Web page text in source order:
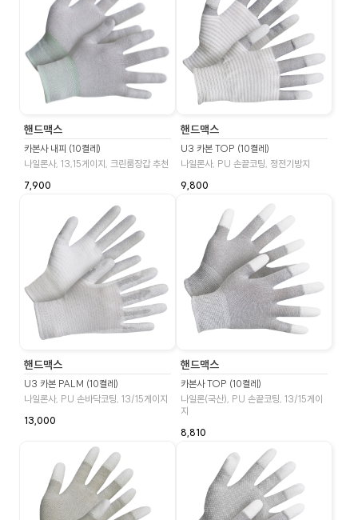
핸드맥스
카본사 내피 (10켤레)
나일론사, 13,15게이지, 크린룸장갑 추천
7,900
핸드맥스
U3 카본 TOP (10켤레)
나일론사, PU 손끝코팅, 정전기방지
9,800
핸드맥스
U3 카본 PALM (10켤레)
나일론사, PU 손바닥코팅, 13/15게이지
13,000
핸드맥스
카본사 TOP (10켤레)
나일론(국산), PU 손끝코팅, 13/15게이
지
8,810